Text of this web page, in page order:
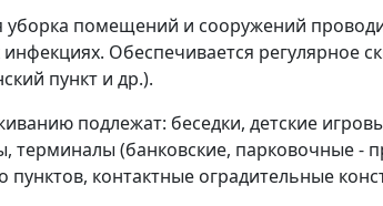
уборка помещений и сооружений
Обеспечивается
пункт и др.).
подлежат: беседки, детские
терминалы (банковские, парковочные
пунктов, контактные оградительные